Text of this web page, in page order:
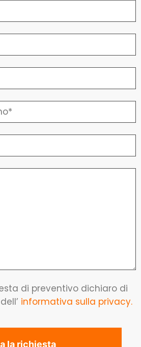
di preventivo dichiaro di
informativa sulla privacy.
la richiesta